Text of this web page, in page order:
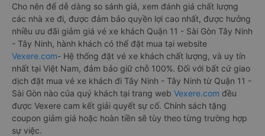
Cho nên để dễ dàng so sánh giá, xem đánh giá chất lượng
các nhà xe đi, được đảm bảo quyền lợi cao nhất, được hưởng
nhiều ưu đãi giảm giá vé xe khách Quận 11 - Sài Gòn Tây Ninh
- Tây Ninh, hành khách có thể đặt mua tại website
Vexere.com- Hệ thống đặt vé xe khách chất lượng, và uy tín
nhất tại Việt Nam, đảm bảo giữ chỗ 100%. Đối với bất cứ giao
dịch đặt mua vé xe khách đi Tây Ninh - Tây Ninh từ Quận 11 -
Sài Gòn nào của quý khách tại trang web Vexere.com đều
được Vexere cam kết giải quyết sự cố. Chính sách tặng
coupon giảm giá hoặc hoàn tiền sẽ tùy theo từng trường hợp
sự việc.